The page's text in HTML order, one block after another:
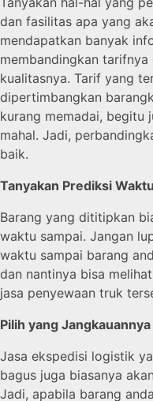
dan fasilitas apa yang
mendapatkan banyak
membandingkan
kualitasnya. Tarif yang
dipertimbangkan
kurang memadai, begitu
mahal. Jadi,
baik.
Tanyakan Prediksi
Barang yang dititipkan
waktu sampai. Jangan
waktu sampai barang
dan nantinya bisa
jasa penyewaan truk
Pilih yang
Jasa ekspedisi logistik
bagus juga biasanya
Jadi, apabila barang